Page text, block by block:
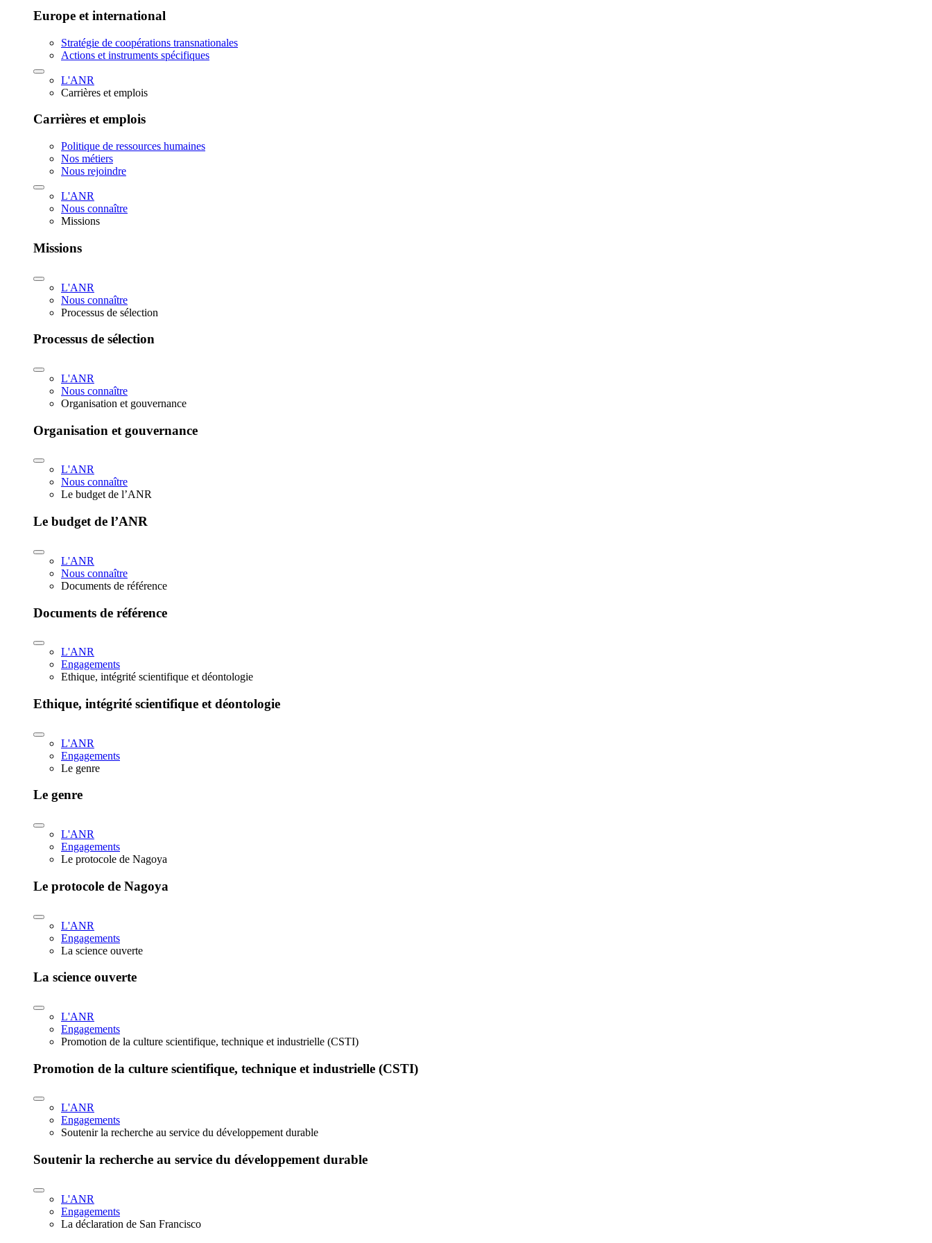
Europe et international
Stratégie de coopérations transnationales
Actions et instruments spécifiques
L'ANR
Carrières et emplois
Carrières et emplois
Politique de ressources humaines
Nos métiers
Nous rejoindre
L'ANR
Nous connaître
Missions
Missions
L'ANR
Nous connaître
Processus de sélection
Processus de sélection
L'ANR
Nous connaître
Organisation et gouvernance
Organisation et gouvernance
L'ANR
Nous connaître
Le budget de l’ANR
Le budget de l’ANR
L'ANR
Nous connaître
Documents de référence
Documents de référence
L'ANR
Engagements
Ethique, intégrité scientifique et déontologie
Ethique, intégrité scientifique et déontologie
L'ANR
Engagements
Le genre
Le genre
L'ANR
Engagements
Le protocole de Nagoya
Le protocole de Nagoya
L'ANR
Engagements
La science ouverte
La science ouverte
L'ANR
Engagements
Promotion de la culture scientifique, technique et industrielle (CSTI)
Promotion de la culture scientifique, technique et industrielle (CSTI)
L'ANR
Engagements
Soutenir la recherche au service du développement durable
Soutenir la recherche au service du développement durable
L'ANR
Engagements
La déclaration de San Francisco